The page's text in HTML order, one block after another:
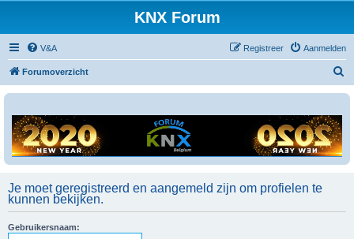
KNX Forum
V&A Aanmelden
Registreer
Forumoverzicht
Je moet geregistreerd en aangemeld zijn om profielen te
kunnen bekijken.
Gebruikersnaam: